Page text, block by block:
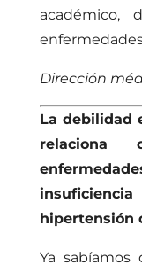
Dirección
La debilidad
hipertensión
Ya